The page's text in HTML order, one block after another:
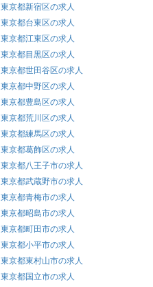
東京都新宿区の求人
東京都台東区の求人
東京都江東区の求人
東京都目黒区の求人
東京都世田谷区の求人
東京都中野区の求人
東京都豊島区の求人
東京都荒川区の求人
東京都練馬区の求人
東京都葛飾区の求人
東京都八王子市の求人
東京都武蔵野市の求人
東京都青梅市の求人
東京都昭島市の求人
東京都町田市の求人
東京都小平市の求人
東京都東村山市の求人
東京都国立市の求人